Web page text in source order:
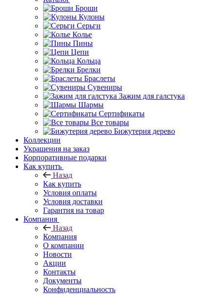
Броши
Кулоны
Серьги
Колье
Пины
Цепи
Кольца
Брелки
Браслеты
Сувениры
Зажим для галстука
Шармы
Сертификаты
Все товары
Бижутерия дерево
Коллекции
Украшения на заказ
Корпоративные подарки
Как купить
Назад
Как купить
Условия оплаты
Условия доставки
Гарантия на товар
Компания
Назад
Компания
О компании
Новости
Акции
Контакты
Документы
Конфиденциальность